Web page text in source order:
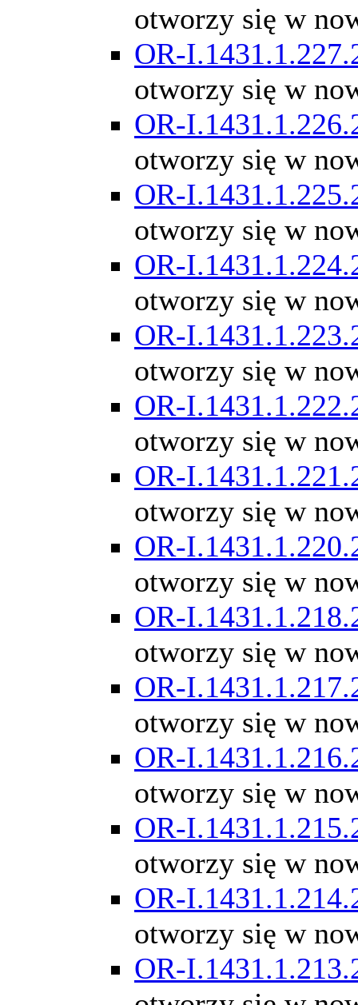
otworzy się w
OR-
otworzy się w
OR-
otworzy się w
OR-
otworzy się w
OR-
otworzy się w
OR-
otworzy się w
OR-
otworzy się w
OR-
otworzy się w
OR-
otworzy się w
OR-
otworzy się w
OR-
otworzy się w
OR-
otworzy się w
OR-
otworzy się w
OR-
otworzy się w
OR-